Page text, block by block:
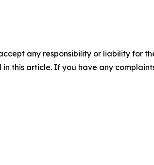
any responsibility or liability for
this article. If you have any